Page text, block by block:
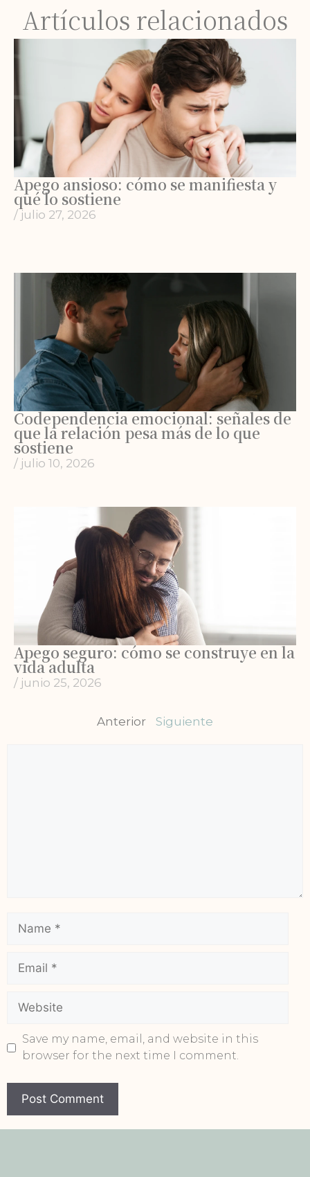
Artículos relacionados
Apego ansioso: cómo se manifiesta y
qué lo sostiene
/ julio 27, 2026
Codependencia emocional: señales de
que la relación pesa más de lo que
sostiene
/ julio 10, 2026
Apego seguro: cómo se construye en la
vida adulta
/ junio 25, 2026
Anterior Siguiente
Save my name, email, and website in this
browser for the next time I comment.